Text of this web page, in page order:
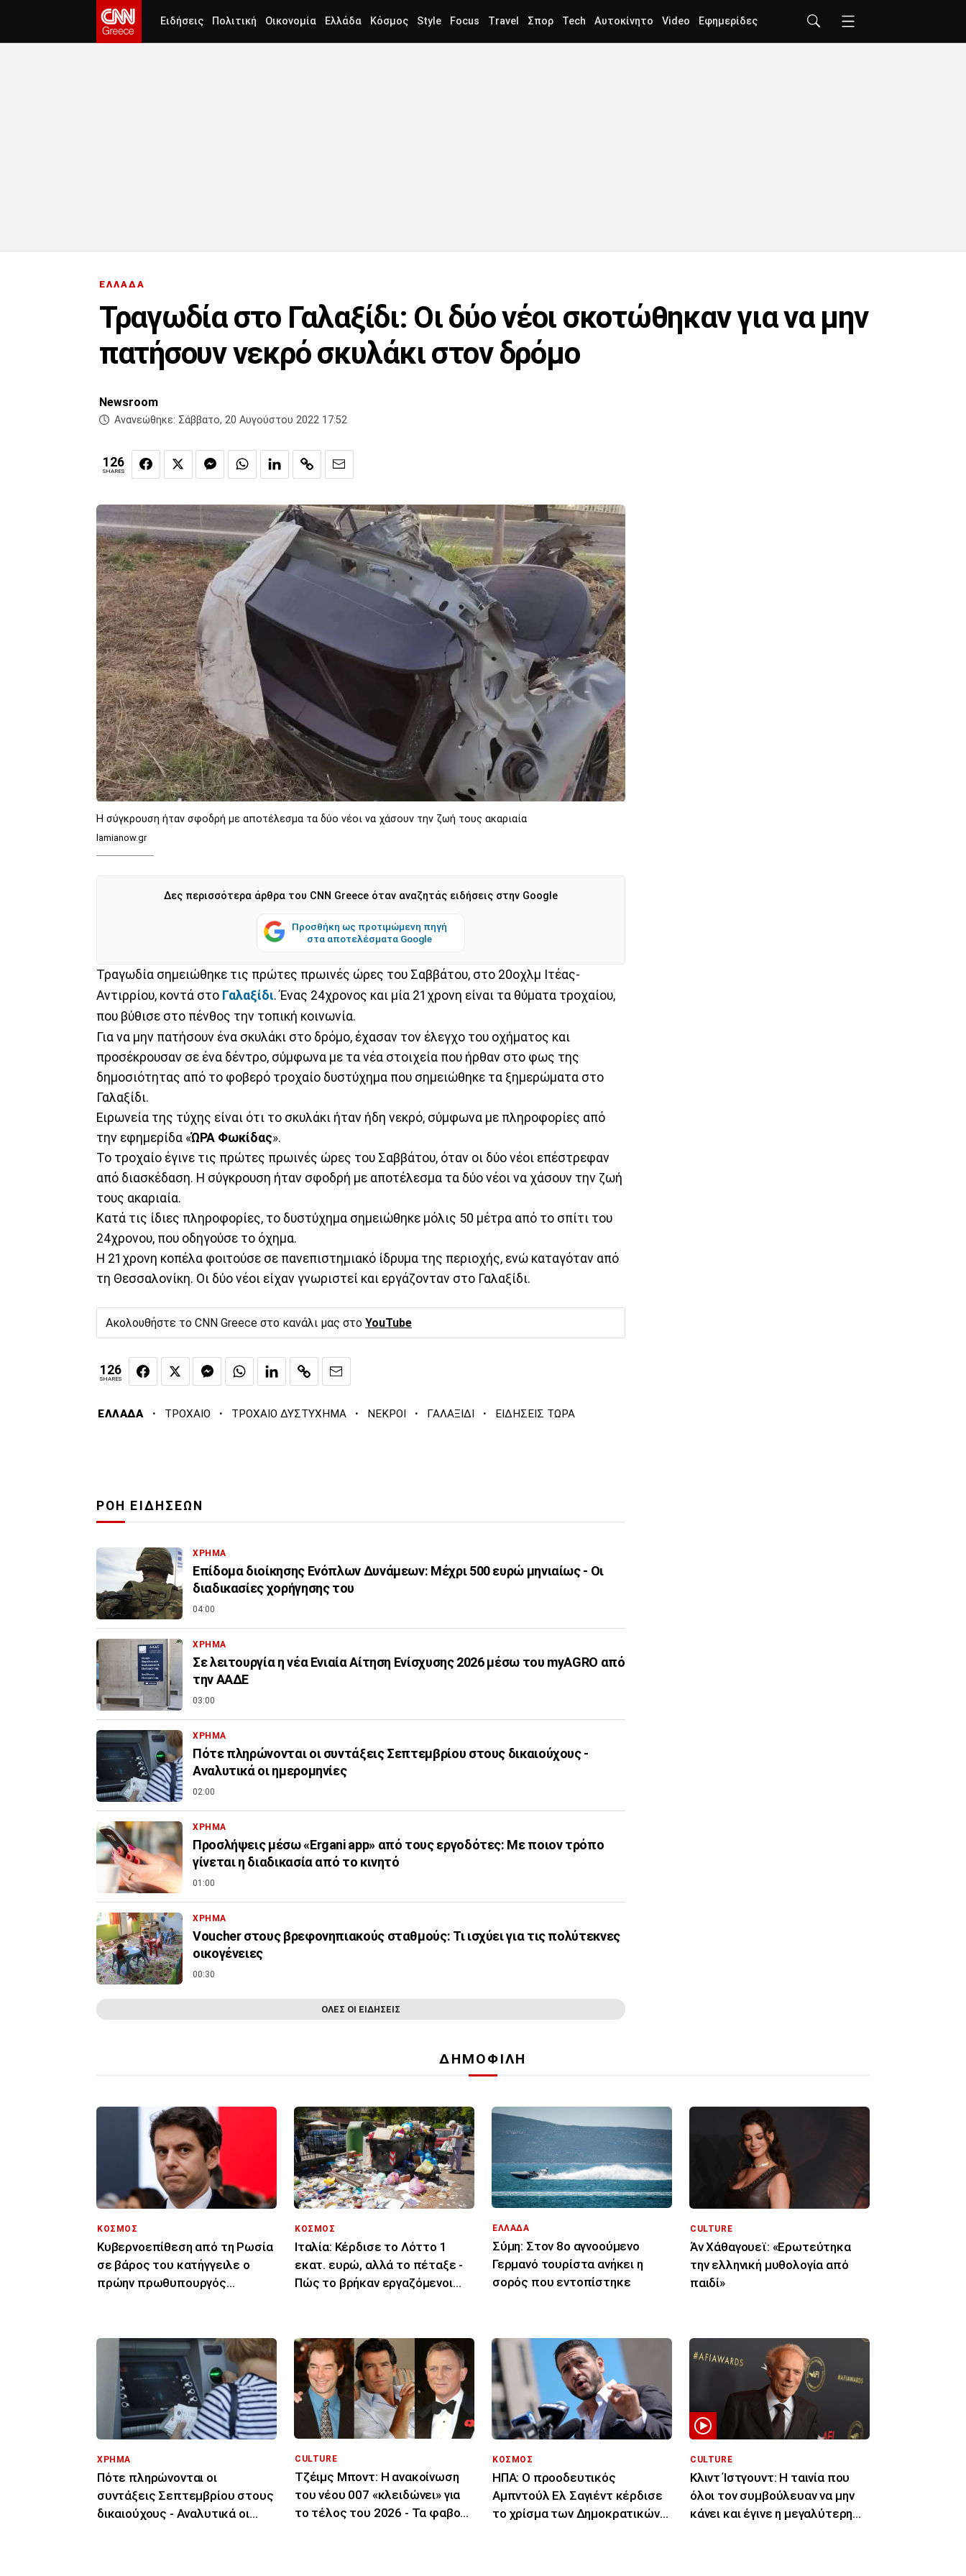
Ειδήσεις Πολιτική Οικονομία Ελλάδα Κόσμος Style Focus Travel Σπορ Tech Αυτοκίνητο Video Εφημερίδες
ΕΛΛΑΔΑ
Τραγωδία στο Γαλαξίδι: Οι δύο νέοι σκοτώθηκαν για να μην
πατήσουν νεκρό σκυλάκι στον δρόμο
Newsroom
Ανανεώθηκε: Σάββατο, 20 Αυγούστου 2022 17:52
126
SHARES
Η σύγκρουση ήταν σφοδρή με αποτέλεσμα τα δύο νέοι να χάσουν την ζωή τους ακαριαία
lamianow.gr
Δες περισσότερα άρθρα του CNN Greece όταν αναζητάς ειδήσεις στην Google
Προσθήκη ως προτιμώμενη πηγή
στα αποτελέσματα Google
Τραγωδία σημειώθηκε τις πρώτες πρωινές ώρες του Σαββάτου, στο 20οχλμ Ιτέας-
Αντιρρίου, κοντά στο Γαλαξίδι. Ένας 24χρονος και μία 21χρονη είναι τα θύματα τροχαίου,
που βύθισε στο πένθος την τοπική κοινωνία.
Για να μην πατήσουν ένα σκυλάκι στο δρόμο, έχασαν τον έλεγχο του οχήματος και
προσέκρουσαν σε ένα δέντρο, σύμφωνα με τα νέα στοιχεία που ήρθαν στο φως της
δημοσιότητας από το φοβερό τροχαίο δυστύχημα που σημειώθηκε τα ξημερώματα στο
Γαλαξίδι.
Ειρωνεία της τύχης είναι ότι το σκυλάκι ήταν ήδη νεκρό, σύμφωνα με πληροφορίες από
την εφημερίδα «ΏΡΑ Φωκίδας».
Το τροχαίο έγινε τις πρώτες πρωινές ώρες του Σαββάτου, όταν οι δύο νέοι επέστρεφαν
από διασκέδαση. Η σύγκρουση ήταν σφοδρή με αποτέλεσμα τα δύο νέοι να χάσουν την ζωή
τους ακαριαία.
Κατά τις ίδιες πληροφορίες, το δυστύχημα σημειώθηκε μόλις 50 μέτρα από το σπίτι του
24χρονου, που οδηγούσε το όχημα.
Η 21χρονη κοπέλα φοιτούσε σε πανεπιστημιακό ίδρυμα της περιοχής, ενώ καταγόταν από
τη Θεσσαλονίκη. Οι δύο νέοι είχαν γνωριστεί και εργάζονταν στο Γαλαξίδι.
Ακολουθήστε το CNN Greece στο κανάλι μας στο YouTube
126
SHARES
ΕΛΛΑΔΑ · ΤΡΟΧΑΙΟ · ΤΡΟΧΑΙΟ ΔΥΣΤΥΧΗΜΑ · ΝΕΚΡΟΙ · ΓΑΛΑΞΙΔΙ · ΕΙΔΗΣΕΙΣ ΤΩΡΑ
ΡΟΗ ΕΙΔΗΣΕΩΝ
ΧΡΗΜΑ
Επίδομα διοίκησης Ενόπλων Δυνάμεων: Μέχρι 500 ευρώ μηνιαίως - Οι
διαδικασίες χορήγησης του
04:00
ΧΡΗΜΑ
Σε λειτουργία η νέα Ενιαία Αίτηση Ενίσχυσης 2026 μέσω του myAGRO από
την ΑΑΔΕ
03:00
ΧΡΗΜΑ
Πότε πληρώνονται οι συντάξεις Σεπτεμβρίου στους δικαιούχους -
Αναλυτικά οι ημερομηνίες
02:00
ΧΡΗΜΑ
Προσλήψεις μέσω «Ergani app» από τους εργοδότες: Με ποιον τρόπο
γίνεται η διαδικασία από το κινητό
01:00
ΧΡΗΜΑ
Voucher στους βρεφονηπιακούς σταθμούς: Τι ισχύει για τις πολύτεκνες
οικογένειες
00:30
ΟΛΕΣ ΟΙ ΕΙΔΗΣΕΙΣ
ΔΗΜΟΦΙΛΗ
ΚΟΣΜΟΣ
Κυβερνοεπίθεση από τη Ρωσία
σε βάρος του κατήγγειλε ο
πρώην πρωθυπουργός
ΚΟΣΜΟΣ
Ιταλία: Κέρδισε το Λόττο 1
εκατ. ευρώ, αλλά το πέταξε -
Πώς το βρήκαν εργαζόμενοι
ΕΛΛΑΔΑ
Σύμη: Στον 8ο αγνοούμενο
Γερμανό τουρίστα ανήκει η
σορός που εντοπίστηκε
CULTURE
Άν Χάθαγουεϊ: «Ερωτεύτηκα
την ελληνική μυθολογία από
παιδί»
ΧΡΗΜΑ
Πότε πληρώνονται οι
συντάξεις Σεπτεμβρίου στους
δικαιούχους - Αναλυτικά οι
CULTURE
Τζέιμς Μποντ: Η ανακοίνωση
του νέου 007 «κλειδώνει» για
το τέλος του 2026 - Τα φαβορί
ΚΟΣΜΟΣ
ΗΠΑ: Ο προοδευτικός
Αμπντούλ Ελ Σαγιέντ κέρδισε
το χρίσμα των Δημοκρατικών
CULTURE
Κλιντ Ίστγουντ: Η ταινία που
όλοι τον συμβούλευαν να μην
κάνει και έγινε η μεγαλύτερη